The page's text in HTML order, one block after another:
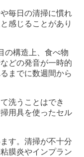
毎日の清掃に慣れ
感じることがあり
の構造上、食べ物
どの発音が一時的
までに数週間から
洗うことはでき
用具を使ったセル
す。清掃が不十分
膜炎やインプラン